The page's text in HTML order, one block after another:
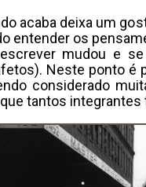
acaba deixa um
entender os
mudou e
Neste ponto é
considerado
tantos